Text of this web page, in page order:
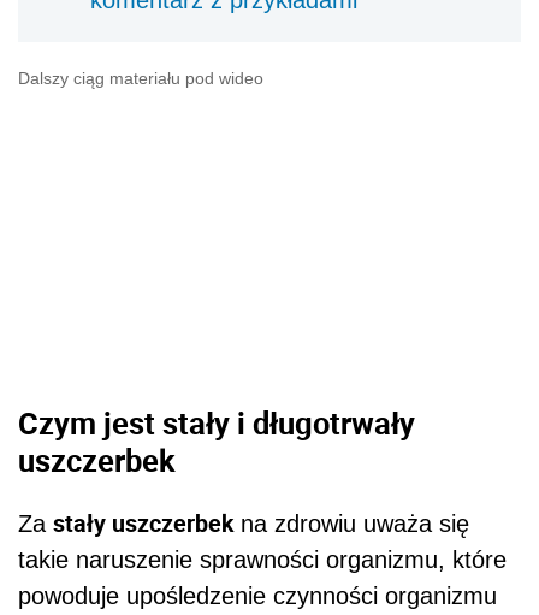
Dalszy ciąg materiału pod wideo
Czym jest stały i długotrwały
uszczerbek
Za stały uszczerbek na zdrowiu uważa się
takie naruszenie sprawności organizmu, które
powoduje upośledzenie czynności organizmu